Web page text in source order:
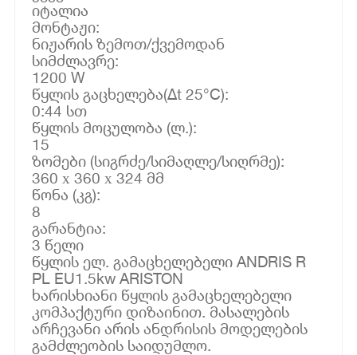
იტალია
მონტაჟი:
ნიჟარის ზემოთ/ქვემოდან
სიმძლავრე:
1200 W
წყლის გაცხელება(Δt 25°C):
0:44 სთ
წყლის მოცულობა (ლ.):
15
ზომები (სიგრძე/სიმაღლე/სიღრმე):
360 х 360 х 324 მმ
წონა (კგ):
8
გარანტია:
3 წელი
წყლის ელ. გამაცხელებელი ANDRIS R
PL EU1.5kw ARISTON
ხარისხიანი წყლის გამაცხელებელი
კომპაქტური დიზაინით. მასალების
არჩევანი არის ანდრისის მოდელების
გამძლეობის საიდუმლო.